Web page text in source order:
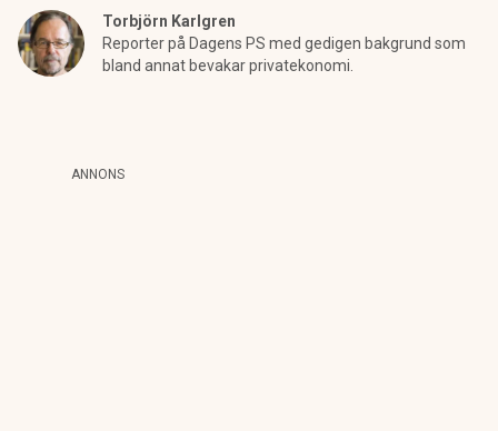
Torbjörn Karlgren
Reporter på Dagens PS med gedigen bakgrund som
bland annat bevakar privatekonomi.
ANNONS